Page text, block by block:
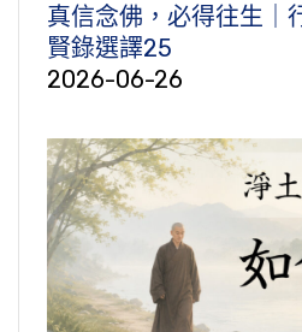
真信念佛，必得往生｜
賢錄選譯25
2026-06-26